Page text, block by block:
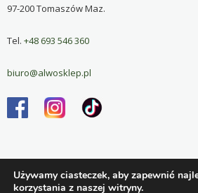
97-200 Tomaszów Maz.
Tel. +48 693 546 360
biuro@alwosklep.pl
Copyright © 2026 Alwo sklep . All rights reserved. Theme:
Używamy ciasteczek, aby zapewnić
korzystania z naszej witryny.